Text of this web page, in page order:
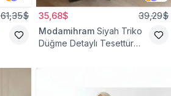
61,35$ 35,68$ 39,29$
Modamihram Siyah Triko
Düğme Detaylı Tesettür